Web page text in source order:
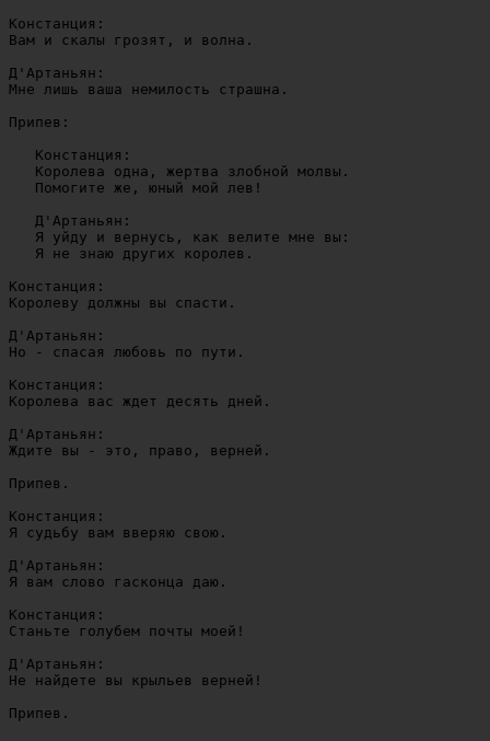
Констанция:
Вам и скалы грозят, и волна.
Д'Артаньян:
Мне лишь ваша немилость страшна.
Припев:
   Констанция:
   Королева одна, жертва злобной молвы.
   Помогите же, юный мой лев!
   Д'Артаньян:
   Я уйду и вернусь, как велите мне вы:
   Я не знаю других королев.
Констанция:
Королеву должны вы спасти.
Д'Артаньян:
Но - спасая любовь по пути.
Констанция:
Королева вас ждет десять дней.
Д'Артаньян:
Ждите вы - это, право, верней.
Припев.
Констанция:
Я судьбу вам вверяю свою.
Д'Артаньян:
Я вам слово гасконца даю.
Констанция:
Станьте голубем почты моей!
Д'Артаньян:
Не найдете вы крыльев верней!